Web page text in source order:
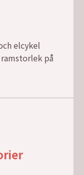
elcykel
på